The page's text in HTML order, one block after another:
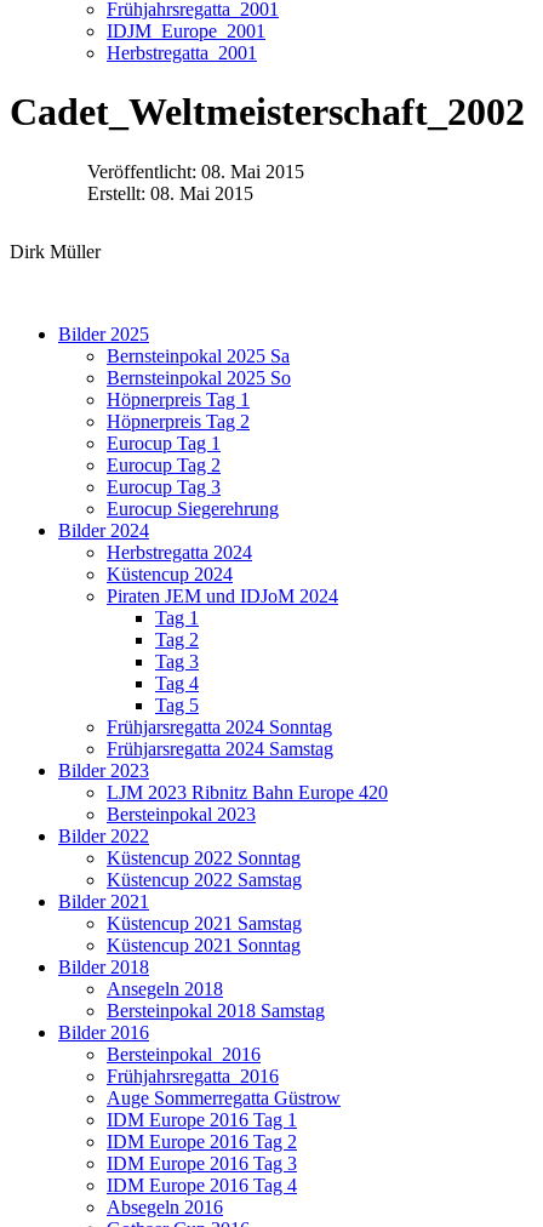
Frühjahrsregatta_2001
IDJM_Europe_2001
Herbstregatta_2001
Cadet_Weltmeisterschaft_2002
Veröffentlicht: 08. Mai 2015
Erstellt: 08. Mai 2015
Dirk Müller
Bilder 2025
Bernsteinpokal 2025 Sa
Bernsteinpokal 2025 So
Höpnerpreis Tag 1
Höpnerpreis Tag 2
Eurocup Tag 1
Eurocup Tag 2
Eurocup Tag 3
Eurocup Siegerehrung
Bilder 2024
Herbstregatta 2024
Küstencup 2024
Piraten JEM und IDJoM 2024
Tag 1
Tag 2
Tag 3
Tag 4
Tag 5
Frühjarsregatta 2024 Sonntag
Frühjarsregatta 2024 Samstag
Bilder 2023
LJM 2023 Ribnitz Bahn Europe 420
Bersteinpokal 2023
Bilder 2022
Küstencup 2022 Sonntag
Küstencup 2022 Samstag
Bilder 2021
Küstencup 2021 Samstag
Küstencup 2021 Sonntag
Bilder 2018
Ansegeln 2018
Bersteinpokal 2018 Samstag
Bilder 2016
Bersteinpokal_2016
Frühjahrsregatta_2016
Auge Sommerregatta Güstrow
IDM Europe 2016 Tag 1
IDM Europe 2016 Tag 2
IDM Europe 2016 Tag 3
IDM Europe 2016 Tag 4
Absegeln 2016